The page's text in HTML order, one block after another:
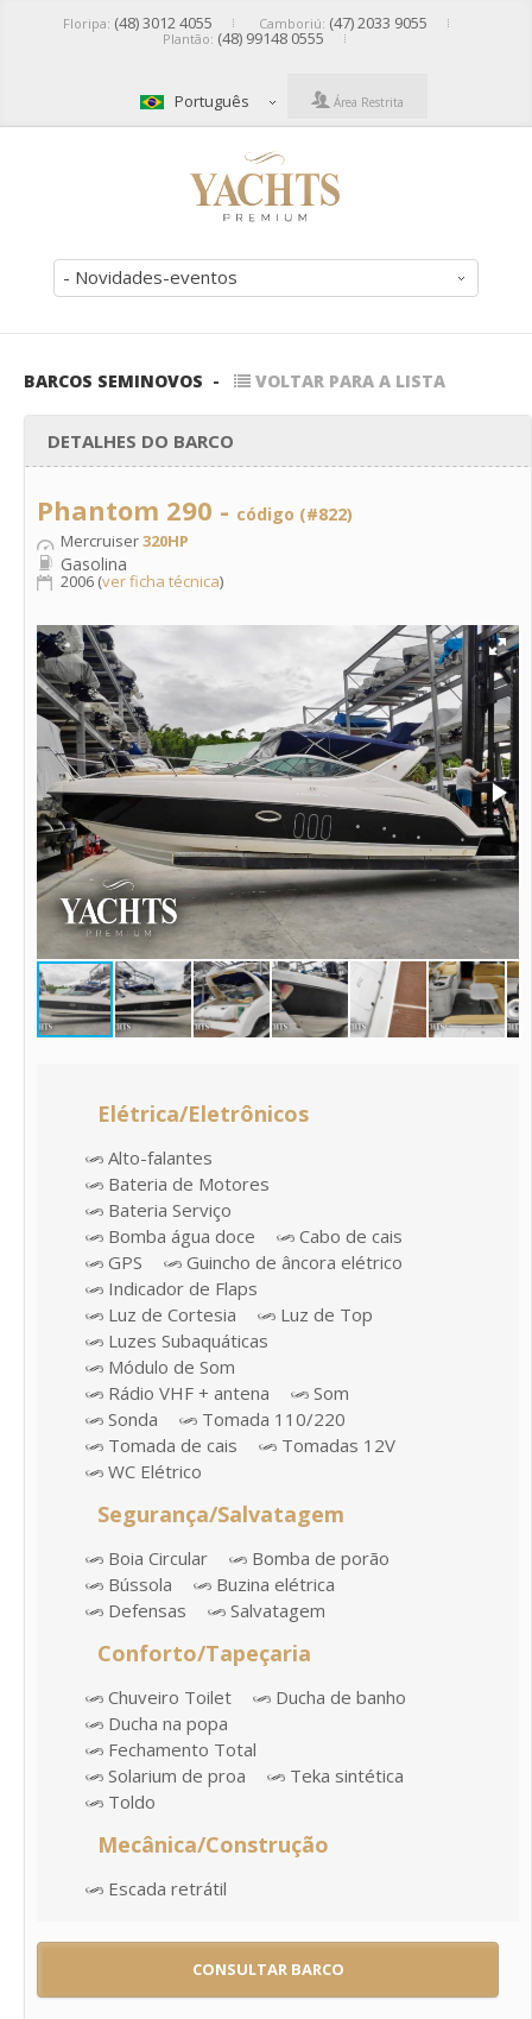
Floripa: (48) 3012 4055 Camboriú: (47) 2033 9055
Plantão: (48) 99148 0555
Português Área Restrita
- Novidades-eventos
BARCOS SEMINOVOS - VOLTAR PARA A LISTA
DETALHES DO BARCO
Phantom 290 - código (#822)
Mercruiser320HP
Gasolina
2006 (ver ficha técnica)
Elétrica/Eletrônicos
Alto-falantes
Bateria de Motores
Bateria Serviço
Bomba água doce
Cabo de cais
GPS
Guincho de âncora elétrico
Indicador de Flaps
Luz de Cortesia
Luz de Top
Luzes Subaquáticas
Módulo de Som
Rádio VHF + antena
Som
Sonda
Tomada 110/220
Tomada de cais
Tomadas 12V
WC Elétrico
Segurança/Salvatagem
Boia Circular
Bomba de porão
Bússola
Buzina elétrica
Defensas
Salvatagem
Conforto/Tapeçaria
Chuveiro Toilet
Ducha de banho
Ducha na popa
Fechamento Total
Solarium de proa
Teka sintética
Toldo
Mecânica/Construção
Escada retrátil
CONSULTAR BARCO